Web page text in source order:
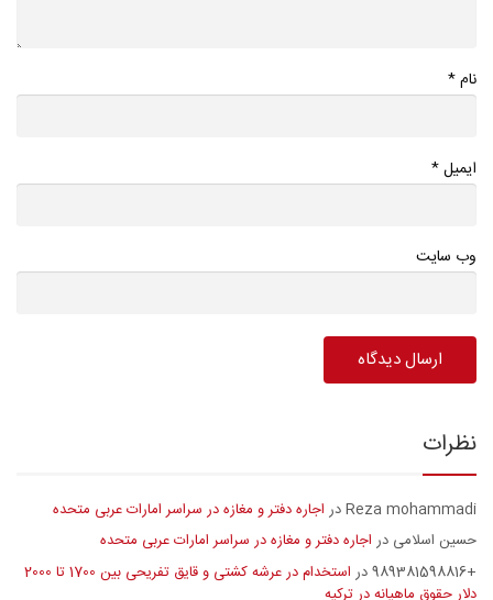
نام*
ایمیل*
وب سایت
نظرات
Reza mohammadiدر اجاره دفتر و مغازه در سراسر امارات عربی متحده
حسین اسلامی در اجاره دفتر و مغازه در سراسر امارات عربی متحده
+989381598816
در
استخدام در عرشه کشتی و قایق تفریحی بین 1700 تا 2000
دلار حقوق ماهیانه در ترکیه